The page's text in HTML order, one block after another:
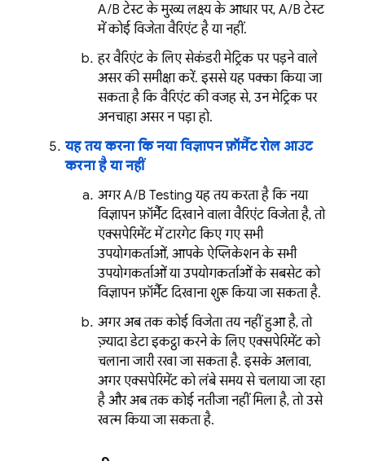
A/B टेस्ट के मुख्य लक्ष्य के आधार पर, A/B टेस्ट
में कोई विजेता वैरिएंट है या नहीं.
हर वैरिएंट के लिए सेकंडरी मेट्रिक पर पड़ने वाले
असर की समीक्षा करें. इससे यह पक्का किया जा
सकता है कि वैरिएंट की वजह से, उन मेट्रिक पर
अनचाहा असर न पड़ा हो.
यह तय करना कि नया विज्ञापन फ़ॉर्मैट रोल आउट
करना है या नहीं
अगरA/B Testing यह तय करता है कि नया
विज्ञापन फ़ॉर्मैट दिखाने वाला वैरिएंट विजेता है, तो
एक्सपेरिमेंट में टारगेट किए गए सभी
उपयोगकर्ताओं, आपके ऐप्लिकेशन के सभी
उपयोगकर्ताओं या उपयोगकर्ताओं के सबसेट को
विज्ञापन फ़ॉर्मैट दिखाना शुरू किया जा सकता है.
अगर अब तक कोई विजेता तय नहीं हुआ है, तो
ज़्यादा डेटा इकट्ठा करने के लिए एक्सपेरिमेंट को
चलाना जारी रखा जा सकता है. इसके अलावा,
अगर एक्सपेरिमेंट को लंबे समय से चलाया जा रहा
है और अब तक कोई नतीजा नहीं मिला है, तो उसे
खत्म किया जा सकता है.